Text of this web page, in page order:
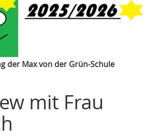
der Max von der Grün-Schule
mit Frau